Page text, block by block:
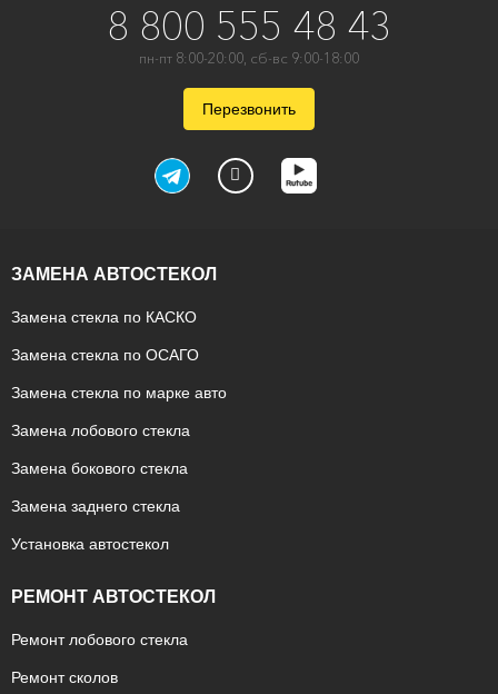
8 800 555 48 43
пн-пт 8:00-20:00, сб-вс 9:00-18:00
Перезвонить
ЗАМЕНА АВТОСТЕКОЛ
Замена стекла по КАСКО
Замена стекла по ОСАГО
Замена стекла по марке авто
Замена лобового стекла
Замена бокового стекла
Замена заднего стекла
Установка автостекол
РЕМОНТ АВТОСТЕКОЛ
Ремонт лобового стекла
Ремонт сколов